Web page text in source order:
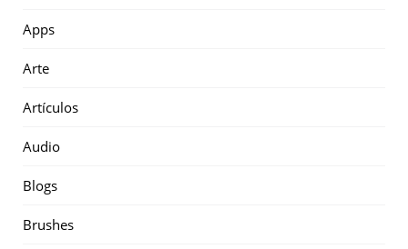
Apps
Arte
Artículos
Audio
Blogs
Brushes